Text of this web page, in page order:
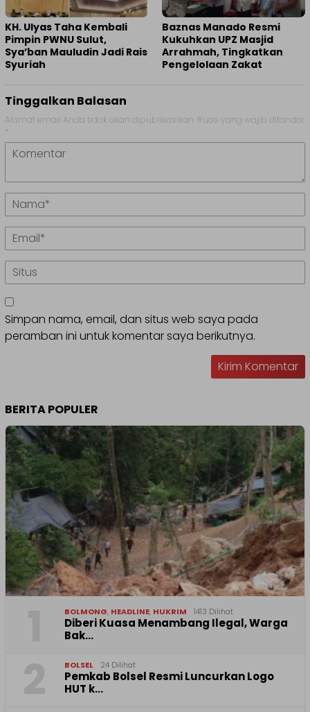
KH. Ulyas Taha Kembali
Pimpin PWNU Sulut,
Sya’ban Mauludin Jadi Rais
Syuriah
Baznas Manado Resmi
Kukuhkan UPZ Masjid
Arrahmah, Tingkatkan
Pengelolaan Zakat
Tinggalkan Balasan
Alamat email Anda tidak akan dipublikasikan. Ruas yang wajib ditandai
*
Simpan nama, email, dan situs web saya pada
peramban ini untuk komentar saya berikutnya.
BERITA POPULER
BOLMONG, HEADLINE, HUKRIM 1413 Dilihat
Diberi Kuasa Menambang Ilegal, Warga
Bak…
BOLSEL 24 Dilihat
Pemkab Bolsel Resmi Luncurkan Logo
HUT k…